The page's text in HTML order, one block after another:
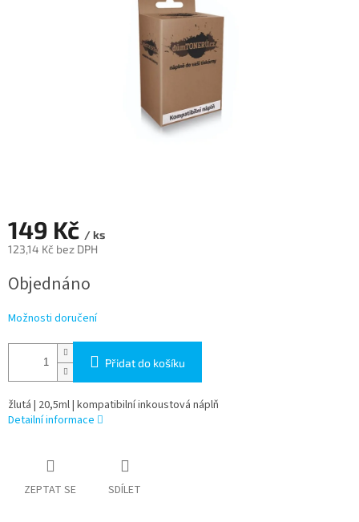
149 Kč / ks
123,14 Kč bez DPH
cena:
Objednáno
Možnosti doručení
Přidat do košíku
žlutá | 20,5ml | kompatibilní inkoustová náplň
Detailní informace
ZEPTAT SE SDÍLET